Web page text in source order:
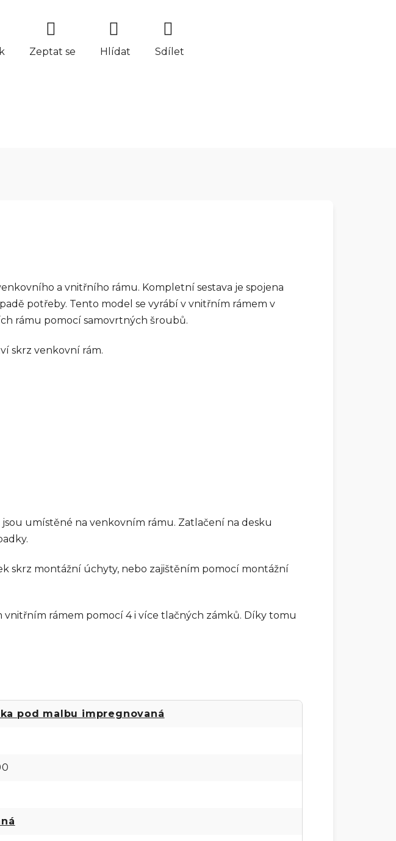
Zeptat se Hlídat Sdílet
a vnitřního rámu. Kompletní sestava je spojena
potřeby. Tento model se vyrábí v vnitřním rámem v
rámu pomocí samovrtných šroubů.
skrz venkovní rám.
umístěné na venkovním rámu. Zatlačení na desku
skrz montážní úchyty, nebo zajištěním pomocí montážní
rámem pomocí 4 i více tlačných zámků. Díky tomu
pod malbu impregnovaná